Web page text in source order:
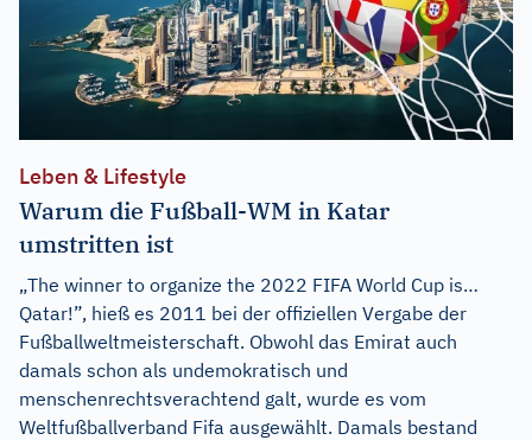
Leben & Lifestyle
Warum die Fußball-WM in Katar
umstritten ist
„The winner to organize the 2022 FIFA World Cup is…
Qatar!”, hieß es 2011 bei der offiziellen Vergabe der
Fußballweltmeisterschaft. Obwohl das Emirat auch
damals schon als undemokratisch und
menschenrechtsverachtend galt, wurde es vom
Weltfußballverband Fifa ausgewählt. Damals bestand